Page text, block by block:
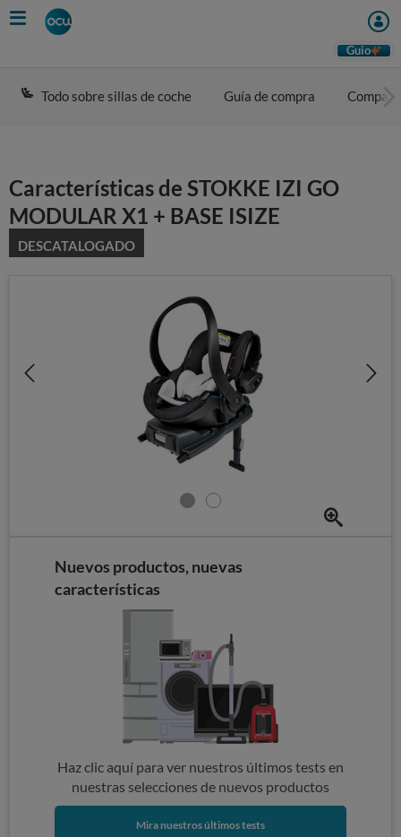
Skip
to
Guio
Todo sobre sillas de coche Guía de compra
Características de STOKKE IZI GO
MODULAR X1 + BASE ISIZE
DESCATALOGADO
Nuevos productos, nuevas
características
Haz clic aquí para ver nuestros últimos tests en
nuestras selecciones de nuevos productos
Mira nuestros últimos tests